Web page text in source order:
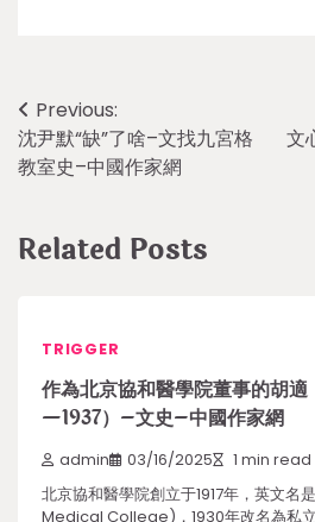
Post
navigation
Previous:
沈尹默“缺”了啥–文找九宮格
教室史–中國作家網
文
Related Posts
TRIGGER
作為北京協和醫學院董事的胡
—1937）–文史–中國作家網
admin 03/16/2025 1 min read
北京協和醫學院創立于1917年，英文
Medical College)，1930年改名為私立